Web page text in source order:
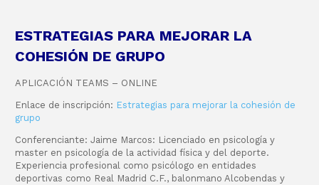
ESTRATEGIAS PARA MEJORAR LA
COHESIÓN DE GRUPO
APLICACIÓN TEAMS – ONLINE
Enlace de inscripción: Estrategias para mejorar la cohesión de
grupo
Conferenciante: Jaime Marcos: Licenciado en psicología y
master en psicología de la actividad física y del deporte.
Experiencia profesional como psicólogo en entidades
deportivas como Real Madrid C.F., balonmano Alcobendas y